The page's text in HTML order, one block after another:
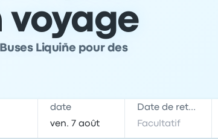
voyage
Liquiñe pour des
date Date de retour